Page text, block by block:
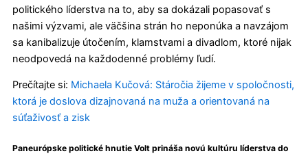
politického líderstva na to, aby sa dokázali popasovať s
našimi výzvami, ale väčšina strán ho neponúka a navzájom
sa kanibalizuje útočením, klamstvami a divadlom, ktoré nijak
neodpovedá na každodenné problémy ľudí.
Prečítajte si: Michaela Kučová: Stáročia žijeme v spoločnosti,
ktorá je doslova dizajnovaná na muža a orientovaná na
súťaživosť a zisk
Paneurópske politické hnutie Volt prináša novú kultúru líderstva do